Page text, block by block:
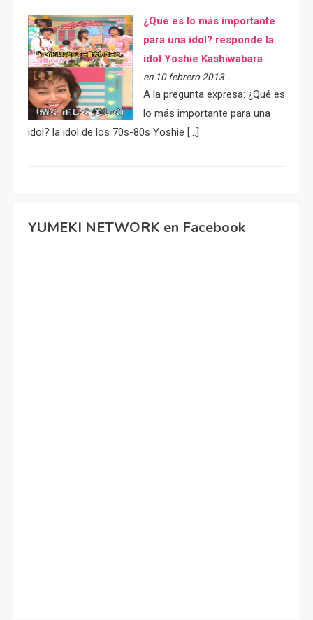
¿Qué es lo más importante
para una idol? responde la
idol Yoshie Kashiwabara
en 10 febrero 2013
A la pregunta expresa: ¿Qué es
lo más importante para una
idol? la idol de los 70s-80s Yoshie […]
YUMEKI NETWORK en Facebook